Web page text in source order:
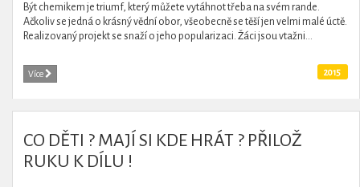
Být chemikem je triumf, který můžete vytáhnot třeba na svém rande.
Ačkoliv se jedná o krásný vědní obor, všeobecně se těší jen velmi malé úctě.
Realizovaný projekt se snaží o jeho popularizaci. Žáci jsou vtažni...
Více 2015
CO DĚTI ? MAJÍ SI KDE HRÁT ? PŘILOŽ
RUKU K DÍLU !